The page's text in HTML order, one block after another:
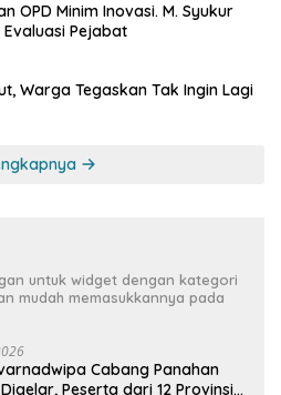
OPD Minim Inovasi. M. Syukur
Pejabat
Warga Tegaskan Tak Ingin Lagi
untuk widget dengan kategori
mudah memasukkannya pada
Cabang Panahan
Peserta dari 12 Provinsi